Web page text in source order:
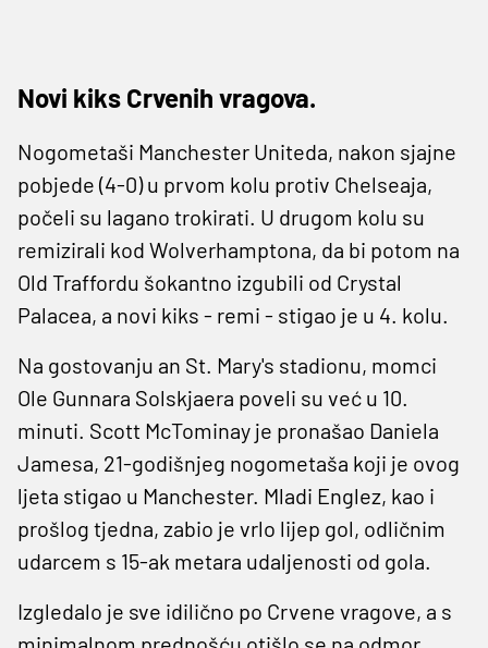
Novi kiks Crvenih vragova.
Nogometaši Manchester Uniteda, nakon sjajne
pobjede (4-0) u prvom kolu protiv Chelseaja,
počeli su lagano trokirati. U drugom kolu su
remizirali kod Wolverhamptona, da bi potom na
Old Traffordu šokantno izgubili od Crystal
Palacea, a novi kiks - remi - stigao je u 4. kolu.
Na gostovanju an St. Mary's stadionu, momci
Ole Gunnara Solskjaera poveli su već u 10.
minuti. Scott McTominay je pronašao Daniela
Jamesa, 21-godišnjeg nogometaša koji je ovog
ljeta stigao u Manchester. Mladi Englez, kao i
prošlog tjedna, zabio je vrlo lijep gol, odličnim
udarcem s 15-ak metara udaljenosti od gola.
Izgledalo je sve idilično po Crvene vragove, a s